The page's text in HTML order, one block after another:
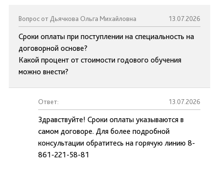
Вопрос от Дьячкова Ольга Михайловна 13.07.2026
Сроки оплаты при поступлении на специальность на
договорной основе?
Какой процент от стоимости годового обучения
можно внести?
Ответ: 13.07.2026
Здравствуйте! Сроки оплаты указываются в
самом договоре. Для более подробной
консультации обратитесь на горячую линию 8-
861-221-58-81